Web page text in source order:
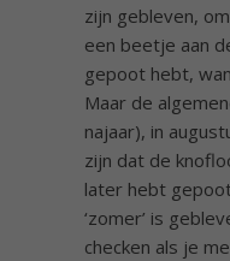
zijn gebleven,
een beetje aan
gepoot hebt,
Maar de
najaar), in
zijn dat de
later hebt
‘zomer’ is
checken als je